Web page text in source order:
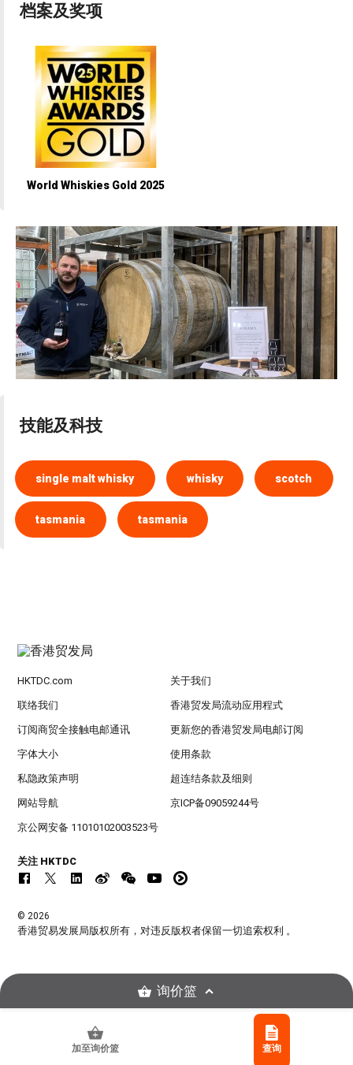
档案及奖项
World Whiskies Gold 2025
技能及科技
single malt whisky whisky scotch
tasmania tasmania
加至询价篮 查询
HKTDC.com 关于我们
联络我们 香港贸发局流动应用程式
订阅商贸全接触电邮通讯 更新您的香港贸发局电邮订阅
字体大小 使用条款
私隐政策声明 超连结条款及细则
网站导航 京ICP备09059244号
京公网安备 11010102003523号
关注 HKTDC
© 2026
香港贸易发展局版权所有，对违反版权者保留一切追索权利 。
询价篮